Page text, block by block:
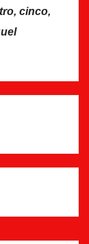
cinco,